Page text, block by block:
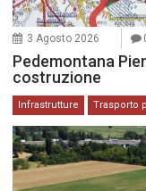
3 Agosto 2026
Pedemontana
costruzione
Infrastrutture Trasporto